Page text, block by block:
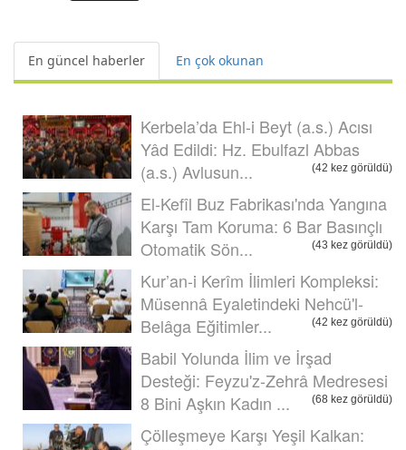
En güncel haberler En çok okunan
Kerbela’da Ehl-i Beyt (a.s.) Acısı
Yâd Edildi: Hz. Ebulfazl Abbas
(a.s.) Avlusun...
(42 kez görüldü)
El-Kefîl Buz Fabrikası'nda Yangına
Karşı Tam Koruma: 6 Bar Basınçlı
Otomatik Sön...
(43 kez görüldü)
Kur’an-i Kerîm İlimleri Kompleksi:
Müsennâ Eyaletindeki Nehcü'l-
Belâga Eğitimler...
(42 kez görüldü)
Babil Yolunda İlim ve İrşad
Desteği: Feyzu'z-Zehrâ Medresesi
8 Bini Aşkın Kadın ...
(68 kez görüldü)
Çölleşmeye Karşı Yeşil Kalkan: